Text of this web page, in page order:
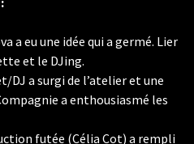
a eu une idée qui a germé. Lier
et le DJing.
a surgi de l’atelier et une
a enthousiasmé les
futée (Célia Cot) a rempli